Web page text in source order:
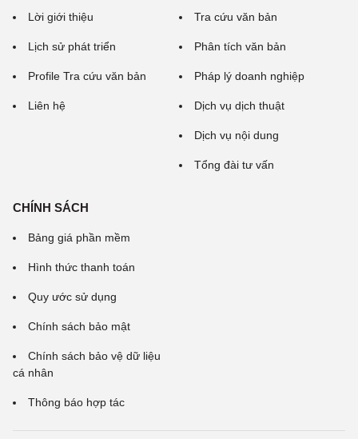
Lời giới thiệu
Lịch sử phát triển
Profile Tra cứu văn bản
Liên hệ
Tra cứu văn bản
Phân tích văn bản
Pháp lý doanh nghiệp
Dịch vụ dịch thuật
Dịch vụ nội dung
Tổng đài tư vấn
CHÍNH SÁCH
Bảng giá phần mềm
Hình thức thanh toán
Quy ước sử dụng
Chính sách bảo mật
Chính sách bảo vệ dữ liệu
cá nhân
Thông báo hợp tác